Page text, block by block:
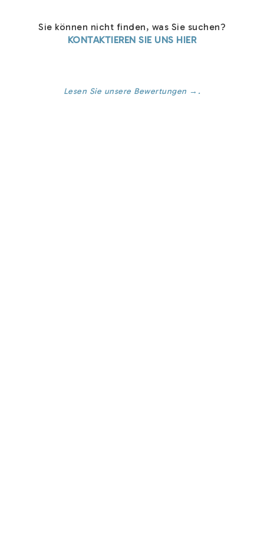
Sie können nicht finden, was Sie suchen?
KONTAKTIEREN SIE UNS HIER
Lesen Sie unsere Bewertungen →.